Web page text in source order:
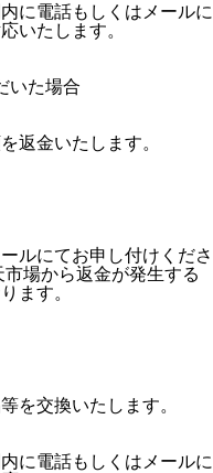
に電話もしくはメールに
いたします。
いた場合
返金いたします。
ルにてお申し付けくださ
場から返金が発生する
ます。
を交換いたします。
に電話もしくはメールに